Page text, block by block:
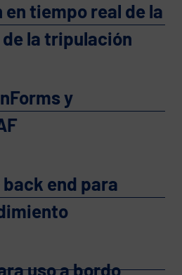
tiempo real de la
la tripulación
y
back end para
uso a bordo